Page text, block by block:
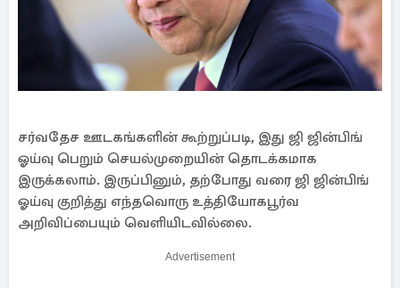
சர்வதேச ஊடகங்களின் கூற்றுப்படி, இது ஜி ஜின்பிங்
ஓய்வு பெறும் செயல்முறையின் தொடக்கமாக
இருக்கலாம். இருப்பினும், தற்போது வரை ஜி ஜின்பிங்
ஓய்வு குறித்து எந்தவொரு உத்தியோகபூர்வ
அறிவிப்பையும் வெளியிடவில்லை.
Advertisement